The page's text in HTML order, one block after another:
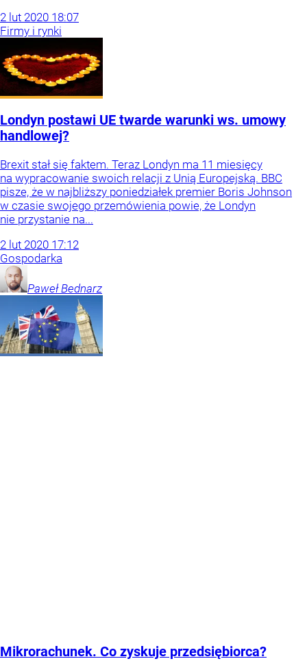
2 lut 2020 18:07
Firmy i rynki
Londyn postawi UE twarde warunki ws. umowy
handlowej?
Brexit stał się faktem. Teraz Londyn ma 11 miesięcy
na wypracowanie swoich relacji z Unią Europejską. BBC
pisze, że w najbliższy poniedziałek premier Boris Johnson
w czasie swojego przemówienia powie, że Londyn
nie przystanie na...
2 lut 2020 17:12
Gospodarka
Paweł Bednarz
Mikrorachunek. Co zyskuje przedsiębiorca?